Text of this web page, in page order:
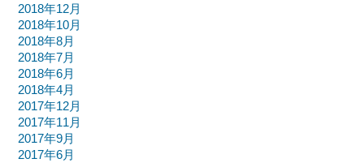
2018年12月
2018年10月
2018年8月
2018年7月
2018年6月
2018年4月
2017年12月
2017年11月
2017年9月
2017年6月